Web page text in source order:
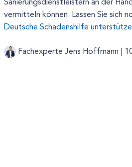
Sanierungsdienstleistern an der
vermitteln können. Lassen Sie sich
Deutsche Schadenshilfe
Fachexperte Jens Hoffmann |